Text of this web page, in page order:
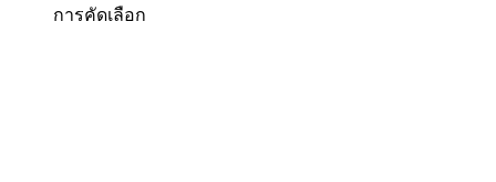
การคัดเลือก